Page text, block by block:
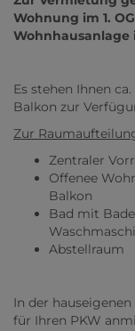
Wohnung im 1.
Wohnhausanlage
Es stehen Ihnen
Balkon zur
Zur
Zentraler
Offenee
Balkon
Bad mit
Abstellraum
In der
für Ihren PKW